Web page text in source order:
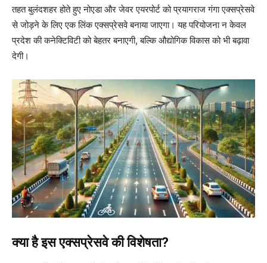
तहत बुलंदशहर होते हुए नोएडा और जेवर एयरपोर्ट को प्रयागराज गंगा एक्सप्रेसवे
से जोड़ने के लिए एक लिंक एक्सप्रेसवे बनाया जाएगा। यह परियोजना न केवल
प्रदेश की कनेक्टिविटी को बेहतर बनाएगी, बल्कि औद्योगिक विकास को भी बढ़ावा
देगी।
क्या है इस एक्सप्रेसवे की विशेषता?